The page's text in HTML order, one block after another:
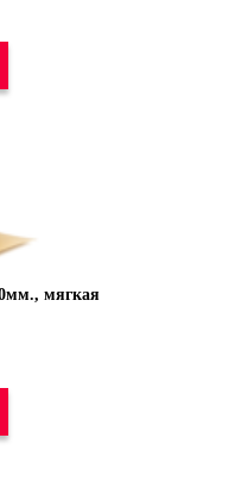
мягкая